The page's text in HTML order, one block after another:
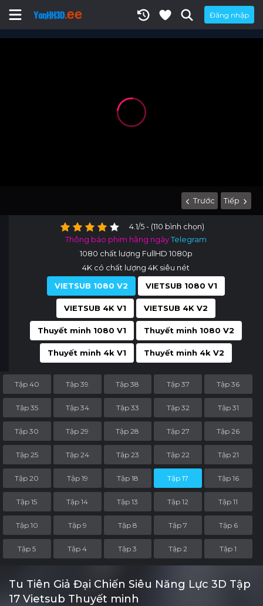
Đăng nhập
Trước Tiếp
4.1/5 - (110 bình chọn)
Thông báo phim hằng ngàyTelegram
1080 chất lượng FullHD 1080p
4K có chất lượng 4K siêu nét
VIETSUB 1080 V2
VIETSUB 1080 V1
VIETSUB 4K V1 VIETSUB 4K V2
Thuyết minh 1080 V1 Thuyết minh 1080 V2
Thuyết minh 4k V1 Thuyết minh 4k V2
Tập 40 Tập 39 Tập 38 Tập 37 Tập 36
Tập 35 Tập 34 Tập 33 Tập 32 Tập 31
Tập 30 Tập 29 Tập 28 Tập 27 Tập 26
Tập 25 Tập 24 Tập 23 Tập 22 Tập 21
Tập 20 Tập 19 Tập 18 Tập 17 Tập 16
Tập 15 Tập 14 Tập 13 Tập 12 Tập 11
Tập 10 Tập 9 Tập 8 Tập 7 Tập 6
Tập 5 Tập 4 Tập 3 Tập 2 Tập 1
Tu Tiên Giả Đại Chiến Siêu Năng Lực 3D Tập
17 Vietsub Thuyết minh